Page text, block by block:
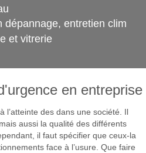
dépannage, entretien clim
et vitrerie
en entreprise
l’atteinte des dans une société. Il
aussi la qualité des différents
il faut spécifier que ceux-la
face à l’usure. Que faire